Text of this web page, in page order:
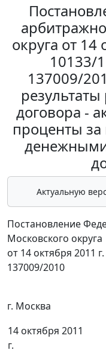
округа от 14
10133/
137009/
договора -
проценты
денежными
Актуальную
Постановление
Московского округа
от 14 октября 2011
137009/2010
г. Москва
14 октября 2011
г.